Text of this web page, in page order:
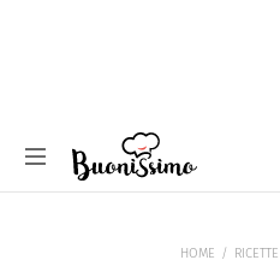
HOME RICETTE